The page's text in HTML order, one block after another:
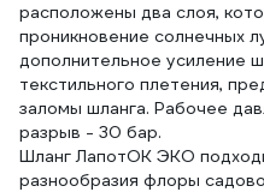
расположены два слоя,
проникновение солнечных
дополнительное усиление
текстильного плетения,
заломы шланга. Рабочее
разрыв - 30 бар.
Шланг ЛапотОК ЭКО
разнообразия флоры